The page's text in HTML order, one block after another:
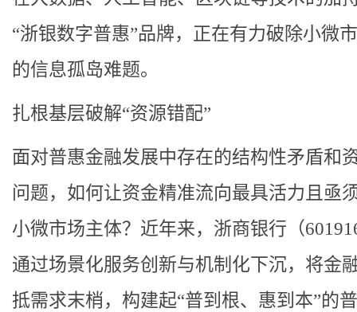
“浙银数字普惠”品牌，正在有力破除小微
的信息孤岛难题。
扎根基层破解“资源错配”
面对普惠金融发展中存在的结构性矛盾和
问题，如何让资金精准流向最具活力且亟
小微市场主体？近年来，浙商银行（
通过场景化服务创新与机制化下沉，将金
抵需求末梢，构建起“普到根、惠到本”的